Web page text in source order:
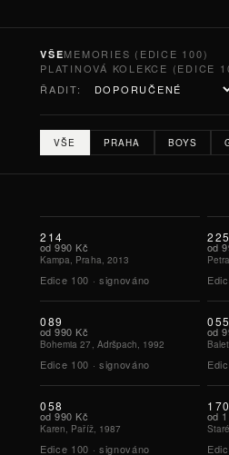
VŠEMEMORIES (EDICE 100)
PLATINOVÁ KOLEKCE (EDICE
ŘADIT:
VŠE PRAHA BOYS
214
od 990 Kč
Kampa, Praha, 2013
Edice 100 · signováno
225
od
089
od 990 Kč
Bohemia 27, Adršpach, 1992
Edice 100 · signováno
055
od
058
od 990 Kč
Karen, Paříž, 1987
Edice 100 · signováno
170
od